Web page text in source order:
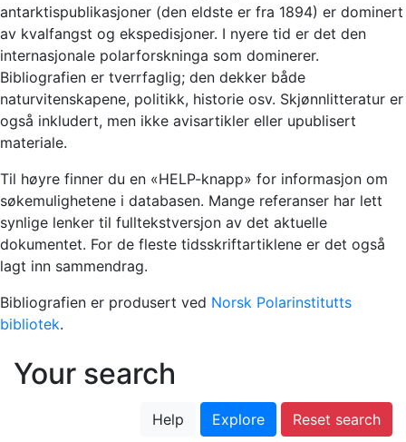
antarktispublikasjoner (den eldste er fra 1894) er dominert
av kvalfangst og ekspedisjoner. I nyere tid er det den
internasjonale polarforskninga som dominerer.
Bibliografien er tverrfaglig; den dekker både
naturvitenskapene, politikk, historie osv. Skjønnlitteratur er
også inkludert, men ikke avisartikler eller upublisert
materiale.
Til høyre finner du en «HELP-knapp» for informasjon om
søkemulighetene i databasen. Mange referanser har lett
synlige lenker til fulltekstversjon av det aktuelle
dokumentet. For de fleste tidsskriftartiklene er det også
lagt inn sammendrag.
Bibliografien er produsert ved Norsk Polarinstitutts
bibliotek.
Your search
Help Explore Reset search